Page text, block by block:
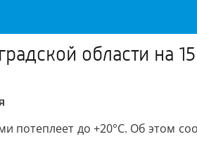
области на
потеплеет до +20°C. Об этом